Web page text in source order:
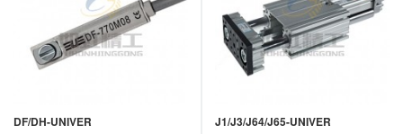
DF/DH-UNIVER J1/J3/J64/J65-UNIVER